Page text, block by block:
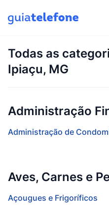
Todas as
Ipiaçu, MG
Administração
Administração de
Aves, Carnes e
Açougues e Frigoríficos